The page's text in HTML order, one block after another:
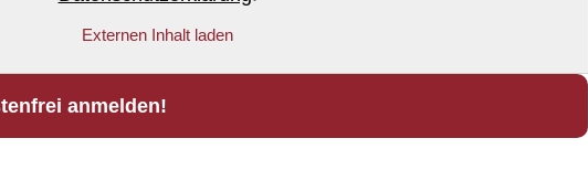
Externen Inhalt laden
anmelden!